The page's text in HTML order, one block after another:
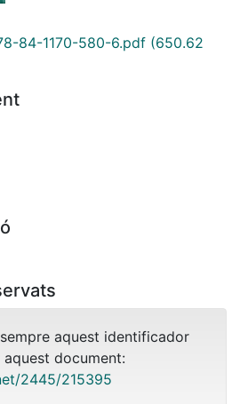
84-1170-580-6.pdf (650.62
aquest identificador
document:
2445/215395